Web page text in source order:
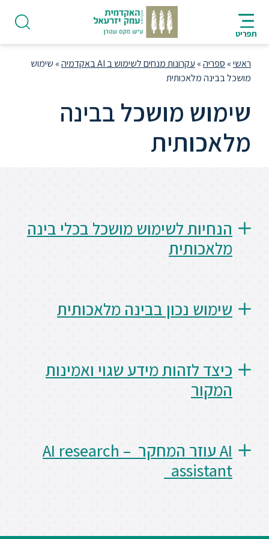
לתוכן
מרכזי
העמוד
תפריט
AR
ראשון
היחידה
ועברית
המרכז
הקדם
לימודי
והמשך
ראשי» ספריה» עקרונות מנחים לשימוש ב AI באקדמיה » שימוש
מושכל בבינה מלאכותית
שימוש מושכל בבינה
מלאכותית
הנחיות לשימוש מושכל בכלי בינה
מלאכותית
שימוש נכון בבינה מלאכותית
כיצד לזהות מידע שגוי ואמינות
המקור
AI עוזר המחקר – AI research
assistant